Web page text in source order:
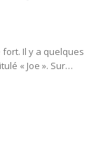
Il y a quelques
« Joe ». Sur…